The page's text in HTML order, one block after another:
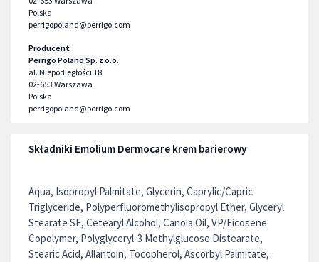
Polska
perrigopoland@perrigo.com
Producent
Perrigo Poland Sp. z o.o.
al. Niepodległości 18
02-653 Warszawa
Polska
perrigopoland@perrigo.com
Składniki Emolium Dermocare krem barierowy
Aqua, Isopropyl Palmitate, Glycerin, Caprylic/Capric
Triglyceride, Polyperfluoromethylisopropyl Ether, Glyceryl
Stearate SE, Cetearyl Alcohol, Canola Oil, VP/Eicosene
Copolymer, Polyglyceryl-3 Methylglucose Distearate,
Stearic Acid, Allantoin, Tocopherol, Ascorbyl Palmitate,